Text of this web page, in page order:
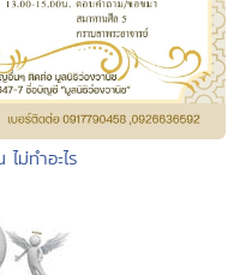
ม่ทำอะไร